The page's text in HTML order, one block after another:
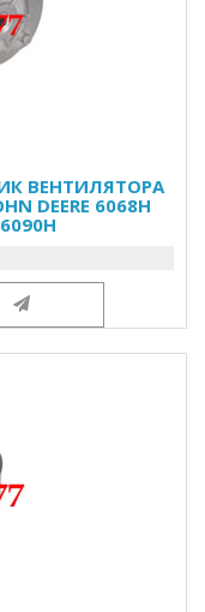
ВЕНТИЛЯТОРА
DEERE 6068H